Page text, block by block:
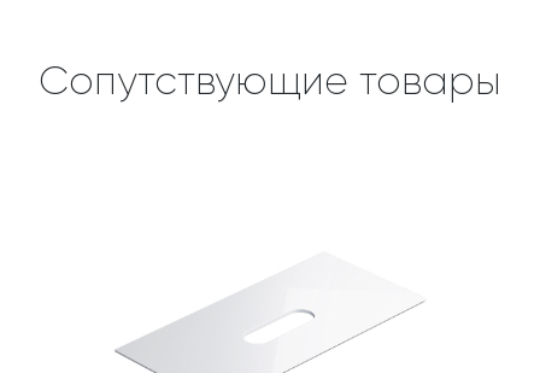
Сопутствующие товары